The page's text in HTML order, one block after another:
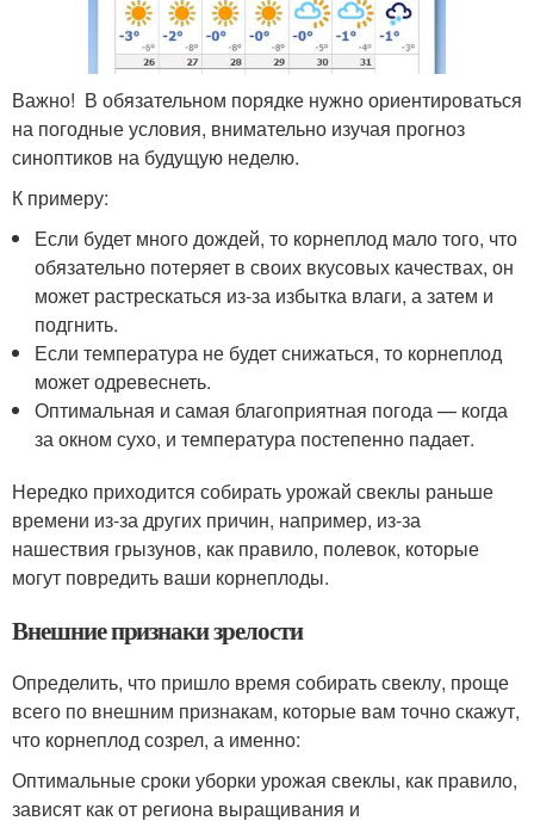
Важно! В обязательном порядке нужно ориентироваться
на погодные условия, внимательно изучая прогноз
синоптиков на будущую неделю.
К примеру:
Если будет много дождей, то корнеплод мало того, что
обязательно потеряет в своих вкусовых качествах, он
может растрескаться из-за избытка влаги, а затем и
подгнить.
Если температура не будет снижаться, то корнеплод
может одревеснеть.
Оптимальная и самая благоприятная погода — когда
за окном сухо, и температура постепенно падает.
Нередко приходится собирать урожай свеклы раньше
времени из-за других причин, например, из-за
нашествия грызунов, как правило, полевок, которые
могут повредить ваши корнеплоды.
Внешние признаки зрелости
Определить, что пришло время собирать свеклу, проще
всего по внешним признакам, которые вам точно скажут,
что корнеплод созрел, а именно:
Оптимальные сроки уборки урожая свеклы, как правило,
зависят как от региона выращивания и